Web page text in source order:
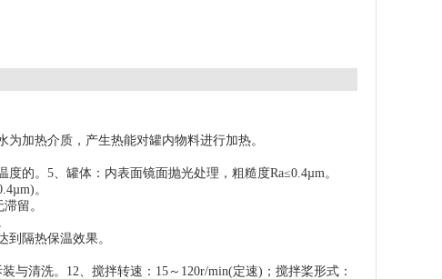
加热介质，产生热能对罐内物料进行加热。
的。5、罐体：内表面镜面抛光处理，粗糙度Ra≤0.4µm。
。
留。
隔热保温效果。
与清洗。12、搅拌转速：15～120r/min(定速)；搅拌桨形式：